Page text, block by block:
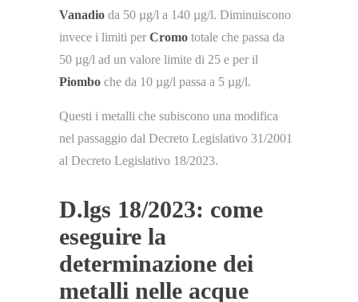
Vanadio da 50 µg/l a 140 µg/l. Diminuiscono
invece i limiti per Cromo totale che passa da
50 µg/l ad un valore limite di 25 e per il
Piombo che da 10 µg/l passa a 5 µg/l.
Questi i metalli che subiscono una modifica
nel passaggio dal Decreto Legislativo 31/2001
al Decreto Legislativo 18/2023.
D.lgs 18/2023: come
eseguire la
determinazione dei
metalli nelle acque